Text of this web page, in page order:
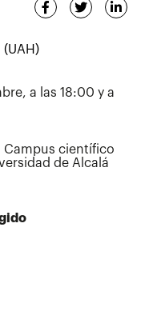
a las 18:00 y a
Campus científico
de Alcalá